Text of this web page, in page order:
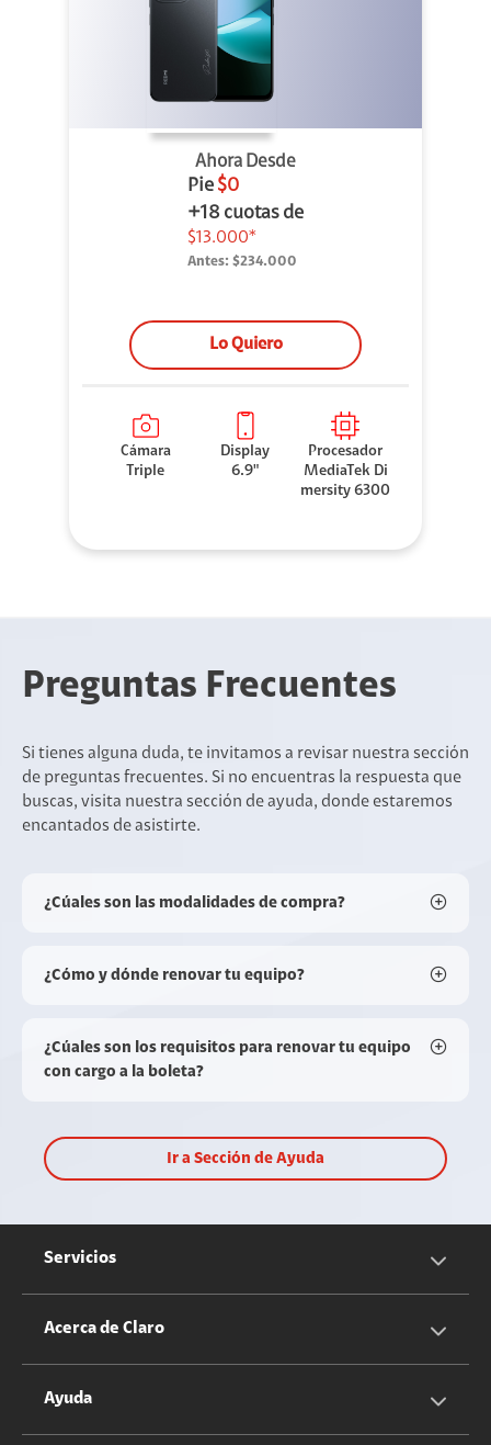
Ahora Desde
Pie $0
+18 cuotas de
$13.000*
Antes: $234.000
Lo Quiero
Cámara
Triple
Display
6.9"
Procesador
MediaTek Di
mersity 6300
Preguntas Frecuentes
Si tienes alguna duda, te invitamos a revisar nuestra sección
de preguntas frecuentes. Si no encuentras la respuesta que
buscas, visita nuestra sección de ayuda, donde estaremos
encantados de asistirte.
¿Cúales son las modalidades de compra?
¿Cómo y dónde renovar tu equipo?
¿Cúales son los requisitos para renovar tu equipo
con cargo a la boleta?
Ir a Sección de Ayuda
Servicios
Servicios Móviles
Acerca de Claro
Información Corporativa
Ayuda